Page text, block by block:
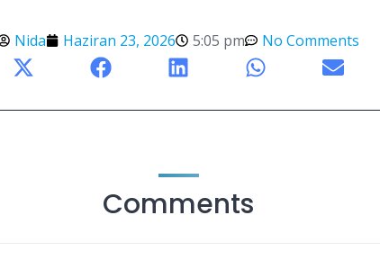
Nida Haziran 23, 2026 5:05 pm No Comments
Comments